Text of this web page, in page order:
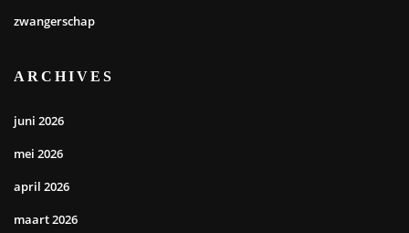
zwangerschap
ARCHIVES
juni 2026
mei 2026
april 2026
maart 2026